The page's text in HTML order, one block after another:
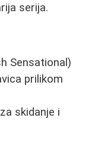
serija.
Sensational)
prilikom
skidanje i